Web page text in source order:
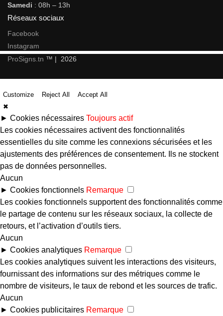
Samedi : 08h – 13h
Réseaux sociaux
Facebook
Instagram
ProSigns.tn ™ | 2026
Customize Reject All
Accept All
✖
► Cookies nécessaires Toujours actif
Les cookies nécessaires activent des fonctionnalités
essentielles du site comme les connexions sécurisées et les
ajustements des préférences de consentement. Ils ne stockent
pas de données personnelles.
Aucun
► Cookies fonctionnels Remarque
Les cookies fonctionnels supportent des fonctionnalités comme
le partage de contenu sur les réseaux sociaux, la collecte de
retours, et l’activation d’outils tiers.
Aucun
► Cookies analytiques Remarque
Les cookies analytiques suivent les interactions des visiteurs,
fournissant des informations sur des métriques comme le
nombre de visiteurs, le taux de rebond et les sources de trafic.
Aucun
► Cookies publicitaires Remarque